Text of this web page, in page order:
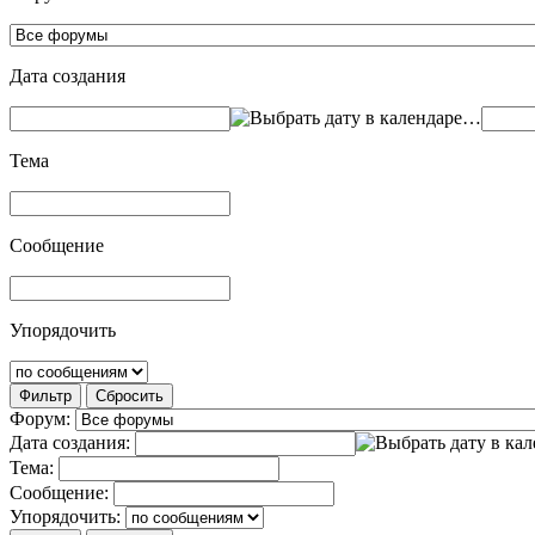
Дата создания
…
Тема
Сообщение
Упорядочить
Фильтр Сбросить
Форум:
Дата создания:
Тема:
Сообщение:
Упорядочить: